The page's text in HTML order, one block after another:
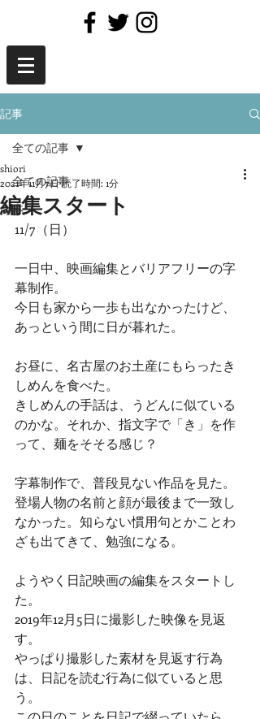
記事
全ての記事
本
全ての記事
編集スタート
shiori
2021年11月7日読了時間: 1分
11/7（日）
一日中、映画編集とバリアフリーの字
幕制作。
今日も家から一歩も出なかったけど、
あっという間に日が暮れた。
お昼に、名古屋のお土産にもらったき
しめんを食べた。
きしめんの手話は、うどんに似ている
のかな。それか、指文字で「き」を作
って、麺をそそる感じ？
字幕制作で、普段見ない作品を見た。
登場人物の名前と顔が最後まで一致し
なかった。知らない慣用句とかことわ
ざも出てきて、勉強になる。
ようやく日記映画の編集をスタートし
た。
2019年12月5日に撮影した映像を見返
す。
やっぱり撮影した素材を見返す行為
は、日記を読む行為に似ていると思
う。